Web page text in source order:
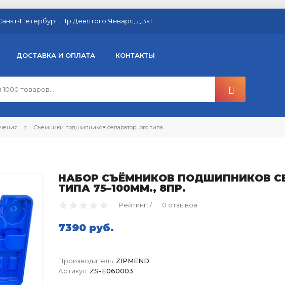
Петербург, Пр.Девятого Января, д.3к1
ДОСТАВКА И ОПЛАТА КОНТАКТЫ
Съемники подшипников сепараторного типа
НАБОР СЪЁМНИКОВ ПОДШИПНИКОВ
ТИПА 75–100ММ., 8ПР.
Рейтинг: / 0 отзывов
7390 руб.
Производитель: ZIPMEND
Артикул: ZS-E060003